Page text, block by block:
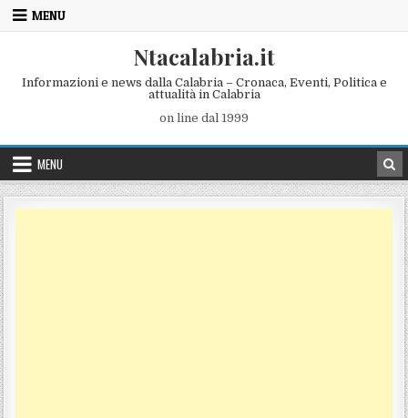
Skip to content
MENU
Ntacalabria.it
Informazioni e news dalla Calabria – Cronaca, Eventi, Politica e
attualità in Calabria
on line dal 1999
MENU